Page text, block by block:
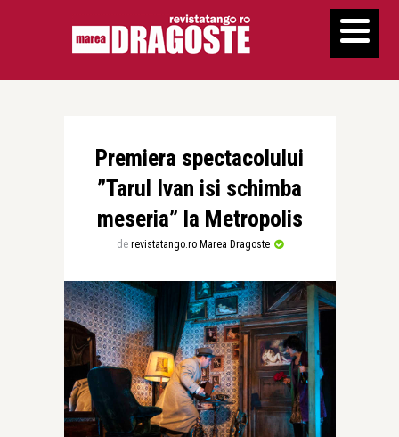
Premiera spectacolului
”Tarul Ivan isi schimba
meseria” la Metropolis
de revistatango.ro Marea Dragoste